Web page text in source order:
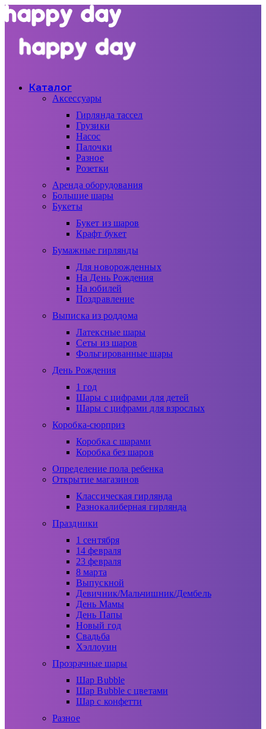
Каталог
Аксессуары
Гирлянда тассел
Грузики
Насос
Палочки
Разное
Розетки
Аренда оборудования
Большие шары
Букеты
Букет из шаров
Крафт букет
Бумажные гирлянды
Для новорожденных
На День Рождения
На юбилей
Поздравление
Выписка из роддома
Латексные шары
Сеты из шаров
Фольгированные шары
День Рождения
1 год
Шары с цифрами для детей
Шары с цифрами для взрослых
Коробка-сюрприз
Коробка с шарами
Коробка без шаров
Определение пола ребенка
Открытие магазинов
Классическая гирлянда
Разнокалиберная гирлянда
Праздники
1 сентября
14 февраля
23 февраля
8 марта
Выпускной
Девичник/Мальчишник/Дембель
День Мамы
День Папы
Новый год
Свадьба
Хэллоуин
Прозрачные шары
Шар Bubble
Шар Bubble с цветами
Шар с конфетти
Разное